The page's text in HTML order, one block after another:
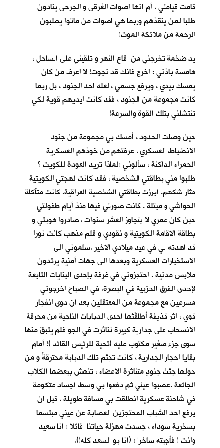
قامت قيامتي ، أم انها اصوات الغرقى و الجرحى ينادون
طلبا لمن ينقذهم وربما هي اصوات من ماتوا يطلبون
الرحمة من ملائكة الموت!
يد ضخمة تخرجني من قاع النهر و تلقيني على الساحل ،
هامسة باذني : اخرج فانك قد نجوت! لا اعرف من كان
يمسك بيدي ، ويرفع جسمي ، لعله احد الجنود ، بل ربما
كانت مجموعة من الجنود ، فقد كانت ايديهم قوية لكي
تنتشلني بتلك القوة والسرعة!
حين وصلت الحدود ، أمسك بي مجموعة من جنود
الانضباط العسكري ، عرفتهم من خوذهم العسكرية
الحمراء الداكنة ، سألوني :لماذا تريد العودة للكويت ؟
طلبوا مني بطاقتي الشخصية ، فقد كانت لهجتي الكويتية
مثار شكهم. ابرزت بطاقتي الشخصية العراقية. كانت متآكلة
الحواشي و مبتلة . كانت صورتي فيها منذ أيام طفولتي
حين كان عمري لا يتجاوز العشر سنوات ، صادروا هويتي و
بطاقة الاقامة الكويتية و نقودي و قلم مذهب كانت نورا
قد اهدته لي في عيد ميلادي الاخير .سلموني الى
الاستخبارات العسكرية وبعدها الى جهات أمنية يرتدون
ملابس مدنية . احتجزوني في غرفة بإحدى البنايات التابعة
لإحدى الفرق الحزبية في البصرة. في الصباح اخرجوني
مسرعين مع مجموعة من المعتقلين بعد ان دوى انفجار
قوي ، اثر قذيفة أطلقَتْها احدى الدبابات الناجية من محرقة
الانسحاب على جدارية كبيرة تناثرت في الجو فلم يتبقَ منها
سوى جزء صغير مكتوب عليه (تحية للرئيس القائد )! أمام
بقايا احجار الجدارية ، كانت تجثم تلك الدبابة محترقةً و من
حولها جثث جنودٍ متناثرة الاعضاء ، تنهش ببعضها الكلاب
الجائعة .عصبوا عيني ثم دفعوا بي وسط اجساد متكومة
في شاحنة عسكرية انطلقت بي مسافة طويلة ، قبل ان
يرفع احد الشباب المحتجزين العصابة عن عيني مبتسما
بسخرية سوداء ، جسدت مهزلة حياتنا قائلا : انا سعيد
وانت ! فأجبته ساخرا : (انا بو السعد كله!).